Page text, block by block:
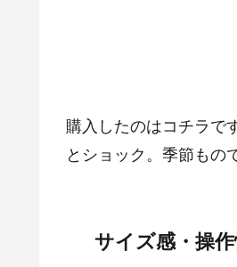
購入したのはコチラで
とショック。季節もの
サイズ感・操